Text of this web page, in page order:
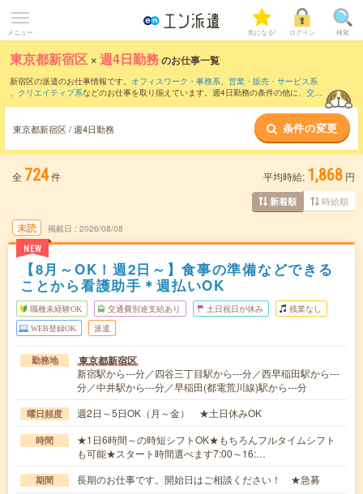
メニュー 気になる! ログイン 検索
東京都新宿区 ×週4日勤務のお仕事一覧
新宿区の派遣のお仕事情報です。 オフィスワーク・事務系、 営業・販売・サービス系
、 クリエイティブ系などのお仕事を取り揃えています。週4日勤務の条件の他に、 交通
東京都新宿区 / 週4日勤務 条件の変更
全 724件 平均時給: 1,868 円
新着順 時給順
未読
NEW
掲載日 2026/08/08
【8月～OK！週2日～】食事の準備などできる
ことから看護助手＊週払いOK
職種未経験OK 交通費別途支給あり 土日祝日が休み 残業なし
WEB登録OK 派遣
勤務地 東京都新宿区
新宿駅から---分／四谷三丁目駅から---分／西早稲田駅から---
分／中井駅から---分／早稲田(都電荒川線)駅から---分
曜日頻度 週2日～5日OK（月～金） ★土日休みOK
時間
★1日6時間～の時短シフトOK★もちろんフルタイムシフト
も可能★スタート時間選べます7:00～16:…
期間 長期のお仕事です。開始日はご相談ください！ ★急募